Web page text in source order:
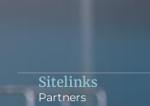
Sitelinks
Partners